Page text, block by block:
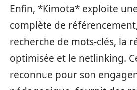
Enfin, *Kimota* exploite
complète de
recherche de mots-clés, la
optimisée et le netlinking.
reconnue pour son